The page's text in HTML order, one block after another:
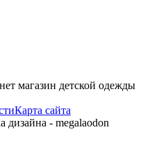
магазин детской одежды
Карта сайта
дизайна - megalaodon